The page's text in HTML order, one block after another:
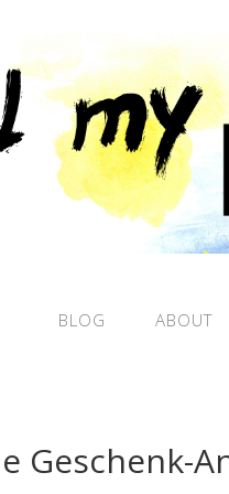
BLOG ABOUT
Geschenk-